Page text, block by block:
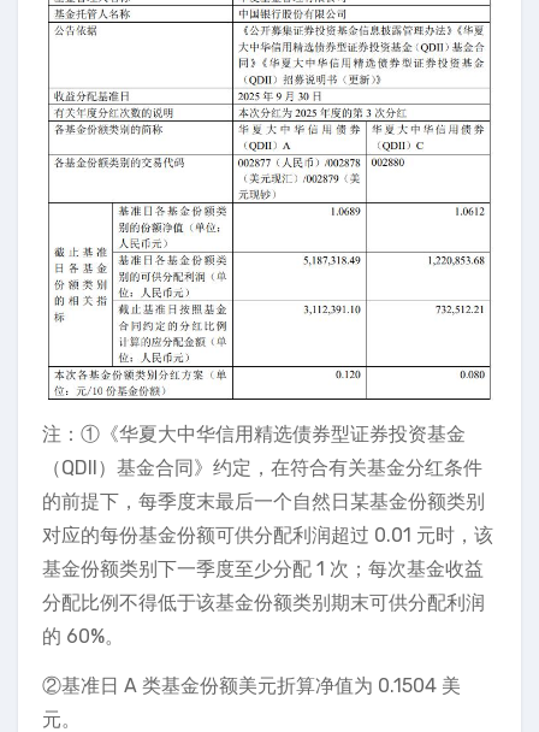
注：①《华夏大中华信用精选债券型证券投资基金
（QDII）基金合同》约定，在符合有关基金分红条件
的前提下，每季度末最后一个自然日某基金份额类别
对应的每份基金份额可供分配利润超过 0.01 元时，该
基金份额类别下一季度至少分配 1 次；每次基金收益
分配比例不得低于该基金份额类别期末可供分配利润
的 60%。
②基准日 A 类基金份额美元折算净值为 0.1504 美
元。